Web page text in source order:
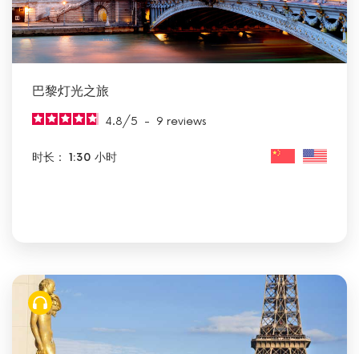
巴黎灯光之旅
4.8/5 - 9 reviews
时长： 1:30 小时